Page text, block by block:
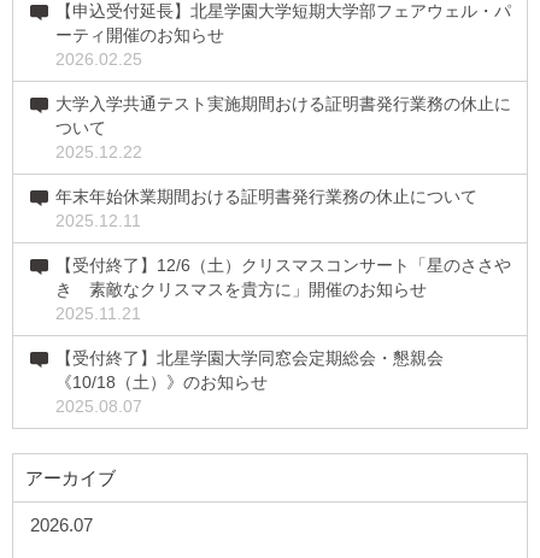
【申込受付延長】北星学園大学短期大学部フェアウェル・パ
ーティ開催のお知らせ
2026.02.25
大学入学共通テスト実施期間おける証明書発行業務の休止に
ついて
2025.12.22
年末年始休業期間おける証明書発行業務の休止について
2025.12.11
【受付終了】12/6（土）クリスマスコンサート「星のささや
き 素敵なクリスマスを貴方に」開催のお知らせ
2025.11.21
【受付終了】北星学園大学同窓会定期総会・懇親会
《10/18（土）》のお知らせ
2025.08.07
アーカイブ
2026.07